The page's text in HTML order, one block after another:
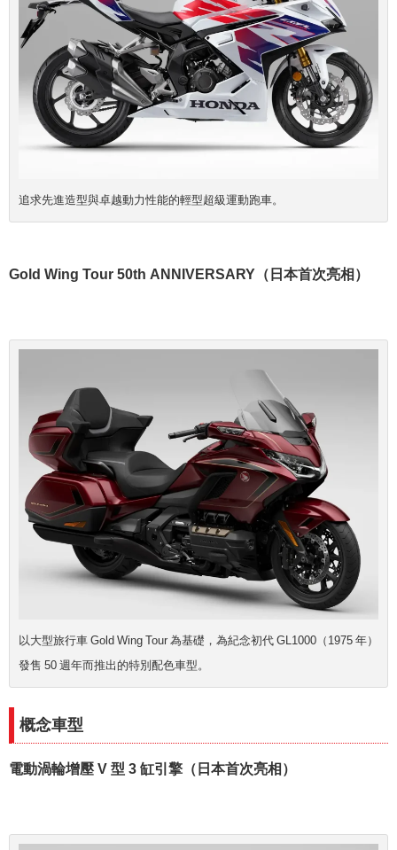
追求先進造型與卓越動力性能的輕型超級運動跑車。
Gold Wing Tour 50th ANNIVERSARY（日本首次亮相）
以大型旅行車 Gold Wing Tour 為基礎，為紀念初代 GL1000（1975 年）
發售 50 週年而推出的特別配色車型。
概念車型
電動渦輪增壓 V 型 3 缸引擎（日本首次亮相）